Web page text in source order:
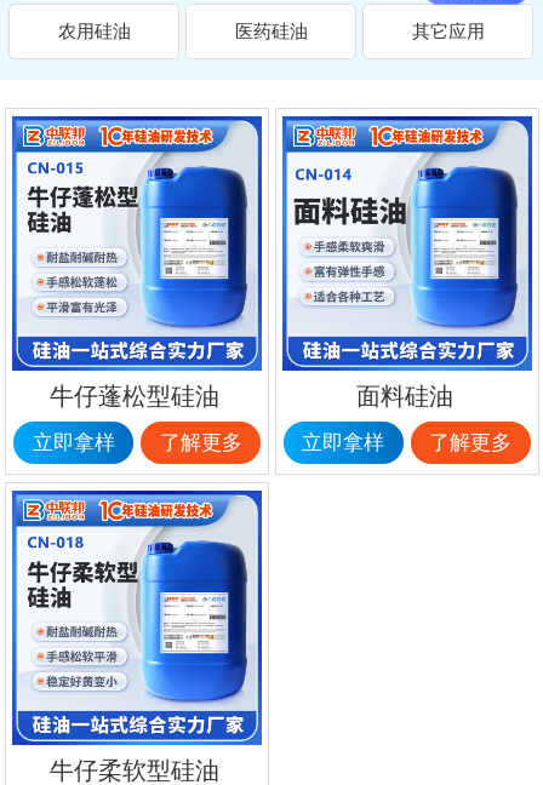
农用硅油 医药硅油 其它应用
牛仔蓬松型硅油
立即拿样 了解更多
面料硅油
立即拿样 了解更多
牛仔柔软型硅油